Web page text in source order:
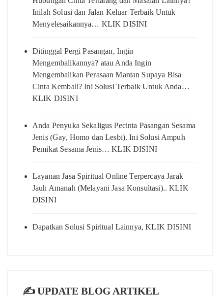
Inilah Solusi dan Jalan Keluar Terbaik Untuk
Menyelesaikannya… KLIK DISINI
Ditinggal Pergi Pasangan, Ingin
Mengembalikannya? atau Anda Ingin
Mengembalikan Perasaan Mantan Supaya Bisa
Cinta Kembali? Ini Solusi Terbaik Untuk Anda…
KLIK DISINI
Anda Penyuka Sekaligus Pecinta Pasangan Sesama
Jenis (Gay, Homo dan Lesbi). Ini Solusi Ampuh
Pemikat Sesama Jenis… KLIK DISINI
Layanan Jasa Spiritual Online Terpercaya Jarak
Jauh Amanah (Melayani Jasa Konsultasi).. KLIK
DISINI
Dapatkan Solusi Spiritual Lainnya, KLIK DISINI
✍️ UPDATE BLOG ARTIKEL